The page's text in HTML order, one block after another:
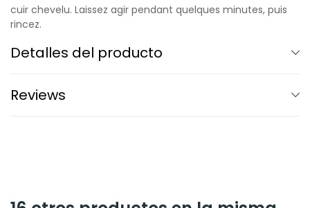
cuir chevelu. Laissez agir pendant quelques minutes, puis
rincez.
Detalles del producto
Reviews